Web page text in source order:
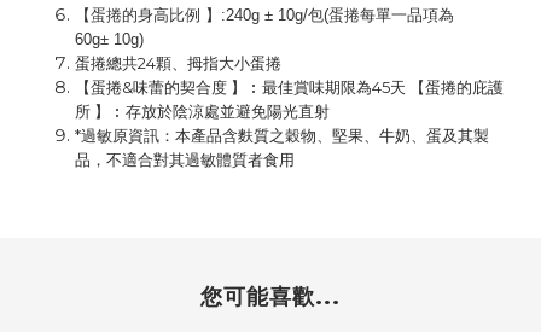
【蛋捲的身高比例 】:240g ± 10g/包(蛋捲每單一品項為
60g± 10g)
蛋捲總共24顆、拇指大小蛋捲
【蛋捲&味蕾的契合度 】︰最佳賞味期限為45天
【蛋捲的庇護
所 】︰存放於陰涼處並避免陽光直射
*過敏原資訊：本產品含麩質之穀物、堅果、牛奶、蛋及其製
品，不適合對其過敏體質者食用
您可能喜歡...